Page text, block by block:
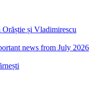
și Vladimirescu
news from July 2026